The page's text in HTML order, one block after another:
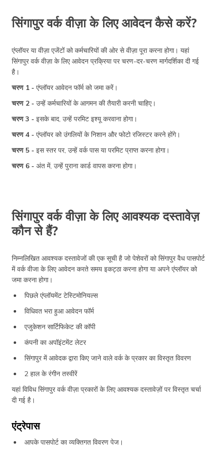
सिंगापुर वर्क वीज़ा के लिए आवेदन कैसे करें?
एंप्लॉयर या वीज़ा एजेंटों को कर्मचारियों की ओर से वीज़ा पूरा करना होगा। यहां
सिंगापुर वर्क वीज़ा के लिए आवेदन प्रक्रिया पर चरण-दर-चरण मार्गदर्शिका दी गई
है।
चरण 1 - एंप्लॉयर आवेदन फॉर्म को जमा करें।
चरण 2 - उन्हें कर्मचारियों के आगमन की तैयारी करनी चाहिए।
चरण 3 - इसके बाद, उन्हें परमिट इश्यू करवाना होगा।
चरण 4 - एंप्लॉयर को उंगलियों के निशान और फोटो रजिस्टर करने होंगे।
चरण 5 - इस स्तर पर, उन्हें वर्क पास या परमिट प्राप्त करना होगा।
चरण 6 - अंत में, उन्हें पुराना कार्ड वापस करना होगा।
सिंगापुर वर्क वीज़ा के लिए आवश्यक दस्तावेज़
कौन से हैं?
निम्नलिखित आवश्यक दस्तावेजों की एक सूची है जो पेशेवरों को सिंगापुर वैध पासपोर्ट
में वर्क वीजा के लिए आवेदन करते समय इकट्ठा करना होगा या अपने एंप्लॉयर को
जमा करना होगा।
पिछले एंप्लॉयमेंट टेस्टिमोनियल्स
विधिवत भरा हुआ आवेदन फॉर्म
एजुकेशन सार्टिफिकेट की कॉपी
कंपनी का अपॉइंटमेंट लेटर
सिंगापुर में आवेदक द्वारा किए जाने वाले वर्क के प्रकार का विस्तृत विवरण
2 हाल के रंगीन तस्वीरें
यहां विविध सिंगापुर वर्क वीज़ा प्रकारों के लिए आवश्यक दस्तावेज़ों पर विस्तृत चर्चा
दी गई है।
एंट्रेपास
आपके पासपोर्ट का व्यक्तिगत विवरण पेज।